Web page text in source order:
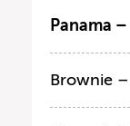
Panama
Brownie